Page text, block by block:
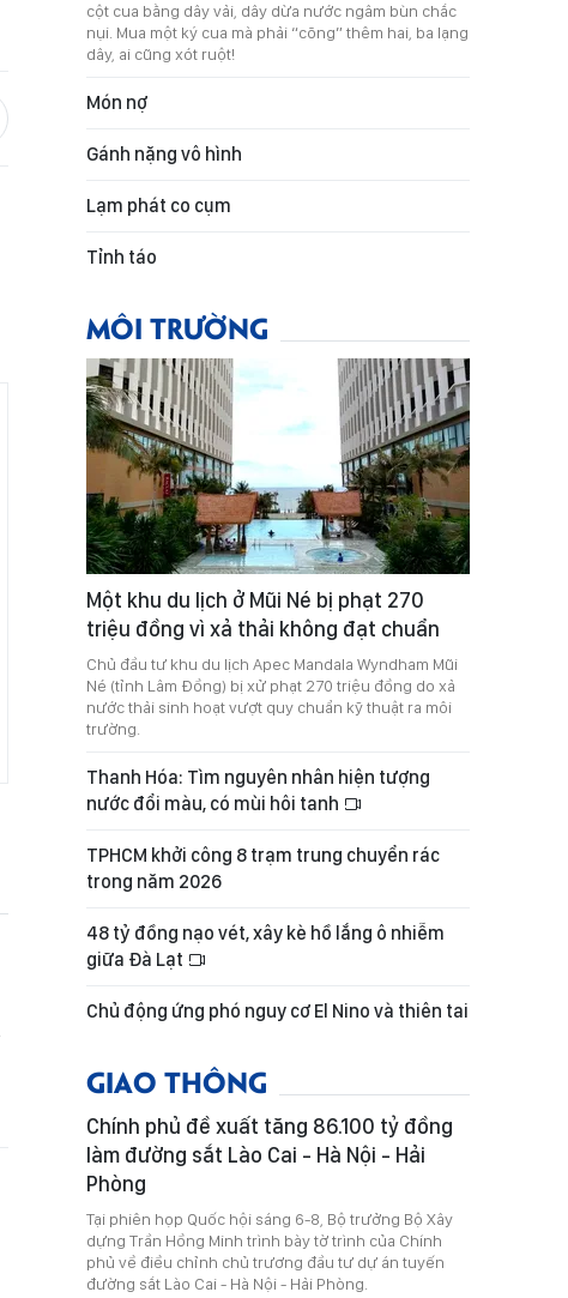
cột cua bằng dây vải, dây dừa nước ngâm bùn chắc
nụi. Mua một ký cua mà phải “cõng” thêm hai, ba lạng
dây, ai cũng xót ruột!
Món nợ
Gánh nặng vô hình
Lạm phát co cụm
Tỉnh táo
MÔI TRƯỜNG
Một khu du lịch ở Mũi Né bị phạt 270
triệu đồng vì xả thải không đạt chuẩn
Chủ đầu tư khu du lịch Apec Mandala Wyndham Mũi
Né (tỉnh Lâm Đồng) bị xử phạt 270 triệu đồng do xả
nước thải sinh hoạt vượt quy chuẩn kỹ thuật ra môi
trường.
Thanh Hóa: Tìm nguyên nhân hiện tượng
nước đổi màu, có mùi hôi tanh
TPHCM khởi công 8 trạm trung chuyển rác
trong năm 2026
48 tỷ đồng nạo vét, xây kè hồ lắng ô nhiễm
giữa Đà Lạt
Chủ động ứng phó nguy cơ El Nino và thiên tai
GIAO THÔNG
Chính phủ đề xuất tăng 86.100 tỷ đồng
làm đường sắt Lào Cai - Hà Nội - Hải
Phòng
Tại phiên họp Quốc hội sáng 6-8, Bộ trưởng Bộ Xây
dựng Trần Hồng Minh trình bày tờ trình của Chính
phủ về điều chỉnh chủ trương đầu tư dự án tuyến
đường sắt Lào Cai - Hà Nội - Hải Phòng.